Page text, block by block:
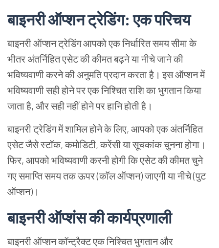
बाइनरीऑप्शनट्रेडिंग:एकपरिचय
बाइनरीऑप्शनट्रेडिंगआपकोएकनिर्धारितसमयसीमाके
भीतरअंतर्निहितएसेटकीकीमतबढ़नेयानीचेजानेकी
भविष्यवाणीकरनेकीअनुमतिप्रदानकरताहै। इसऑप्शनमें
भविष्यवाणीसहीहोनेपरएकनिश्चितराशिकाभुगतानकिया
जाताहै, औरसहीनहींहोनेपरहानिहोतीहै।
बाइनरीट्रेडिंगमेंशामिलहोनेकेलिए, आपकोएकअंतर्निहित
एसेटजैसेस्टॉक,कमोडिटी,करेंसीयासूचकांकचुननाहोगा।
फिर, आपकोभविष्यवाणीकरनीहोगीकिएसेटकीकीमतचुने
गएसमाप्तिसमयतकऊपर(कॉलऑप्शन)जाएगीयानीचे(पुट
ऑप्शन) ।
बाइनरीऑप्शंसकीकार्यप्रणाली
बाइनरीऑप्शनकॉन्ट्रैक्टएकनिश्चितभुगतानऔर